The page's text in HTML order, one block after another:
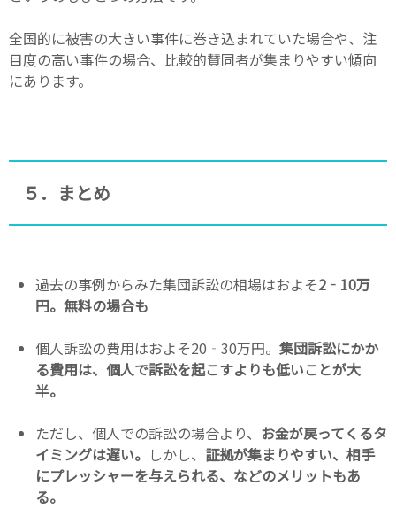
全国的に被害の大きい事件に巻き込まれていた場合や、注
目度の高い事件の場合、比較的賛同者が集まりやすい傾向
にあります。
５．まとめ
過去の事例からみた集団訴訟の相場はおよそ2‐10万
円。無料の場合も
個人訴訟の費用はおよそ20‐30万円。 集団訴訟にかか
る費用は、個人で訴訟を起こすよりも低いことが大
半。
ただし、個人での訴訟の場合より、 お金が戻ってくるタ
イミングは遅い。 しかし、 証拠が集まりやすい、相手
にプレッシャーを与えられる、などのメリットもあ
る。